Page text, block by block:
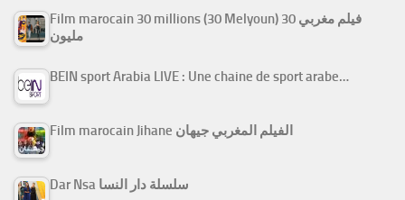
Film marocain 30 millions (30 Melyoun) فيلم مغربي 30
مليون
BEIN sport Arabia LIVE : Une chaine de sport arabe…
Film marocain Jihane الفيلم المغربي جيهان
Dar Nsa سلسلة دار النسا